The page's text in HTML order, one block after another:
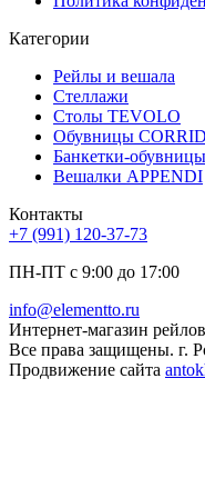
Категории
Рейлы и вешала
Стеллажи
Столы TEVOLO
Обувницы
Банкетки-
Вешалки APPENDI
Контакты
+7 (991) 120-37-73
ПН-ПТ с 9:00 до 17:00
info@elementto.ru
Интернет-магазин
Все права защищены. г.
Продвижение сайта